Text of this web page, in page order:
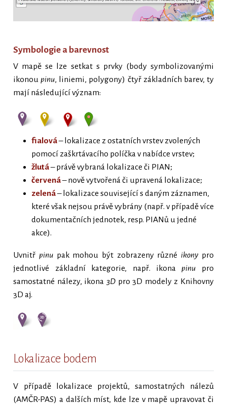
Symbologie a barevnost
V mapě se lze setkat s prvky (body symbolizovanými
ikonoupinu, liniemi, polygony) čtyř základních barev, ty
mají následující význam:
fialová– lokalizace z ostatních vrstev zvolených
pomocí zaškrtávacího políčka v nabídce vrstev;
žlutá– právě vybraná lokalizace či PIAN;
červená– nově vytvořená či upravená lokalizace;
zelená– lokalizace související s daným záznamen,
které však nejsou právě vybrány (např. v případě více
dokumentačních jednotek, resp. PIANů u jedné
akce).
Uvnitřpinu pak mohou být zobrazeny různé ikonypro
jednotlivé základní kategorie, např. ikonapinu pro
samostatné nálezy, ikona 3Dpro 3D modely z Knihovny
3D aj.
Lokalizace bodem
V případě lokalizace projektů, samostatných nálezů
(AMČR-PAS) a dalších míst, kde lze v mapě upravovat či